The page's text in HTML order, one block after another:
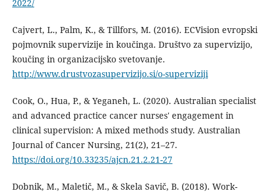
2022/
Cajvert, L., Palm, K., & Tillfors, M. (2016). ECVision evropski
pojmovnik supervizije in koučinga. Društvo za supervizijo,
koučing in organizacijsko svetovanje.
http://www.drustvozasupervizijo.si/o-superviziji
Cook, O., Hua, P., & Yeganeh, L. (2020). Australian specialist
and advanced practice cancer nurses' engagement in
clinical supervision: A mixed methods study. Australian
Journal of Cancer Nursing, 21(2), 21–27.
https://doi.org/10.33235/ajcn.21.2.21-27
Dobnik, M., Maletič, M., & Skela Savič, B. (2018). Work-